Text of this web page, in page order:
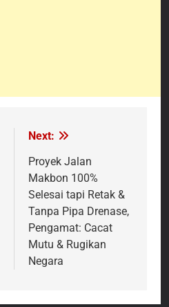
Next:
Proyek Jalan
Makbon 100%
Selesai tapi Retak &
Tanpa Pipa Drenase,
Pengamat: Cacat
Mutu & Rugikan
Negara